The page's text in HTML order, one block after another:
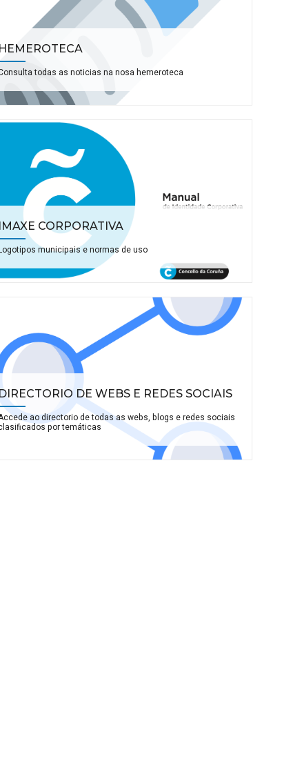
HEMEROTECA
todas as noticias na nosa hemeroteca
IMAXE CORPORATIVA
municipais e normas de uso
DIRECTORIO DE WEBS E REDES SOCIAIS
ao directorio de todas as webs, blogs e redes sociais
por temáticas